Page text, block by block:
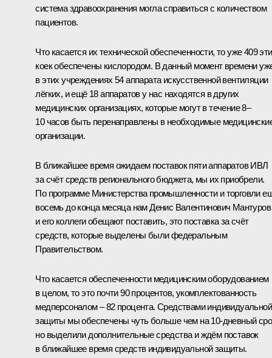
система здравоохранения могла справиться с количеством
пациентов.
Что касается их технической обеспеченности, то уже 409
коек обеспечены кислородом. В данный момент времени
в этих учреждениях 54 аппарата искусственной вентиляции
лёгких, и ещё 18 аппаратов у нас находятся в других
медицинских организациях, которые могут в течение 8–
10 часов быть перенаправлены в необходимые
организации.
В ближайшее время ожидаем поставок пяти аппаратов ИВЛ
за счёт средств регионального бюджета, мы их приобрели.
По программе Министерства промышленности и торговли
восемь до конца месяца нам Денис Валентинович Мантуров
и его коллеги обещают поставить, это поставка за счёт
средств, которые выделены были федеральным
Правительством.
Что касается обеспеченности медицинским оборудованием
в целом, то это почти 90 процентов, укомплектованность
медперсоналом – 82 процента. Средствами индивидуальной
защиты мы обеспечены чуть больше чем на 10‑дневный
но выделили дополнительные средства и ждём поставок
в ближайшее время средств индивидуальной защиты.